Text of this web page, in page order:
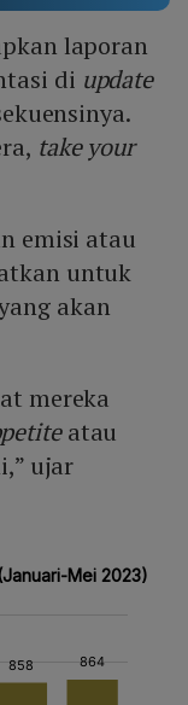
laporan
di update
take your
emisi atau
untuk
akan
mereka
atau
ujar